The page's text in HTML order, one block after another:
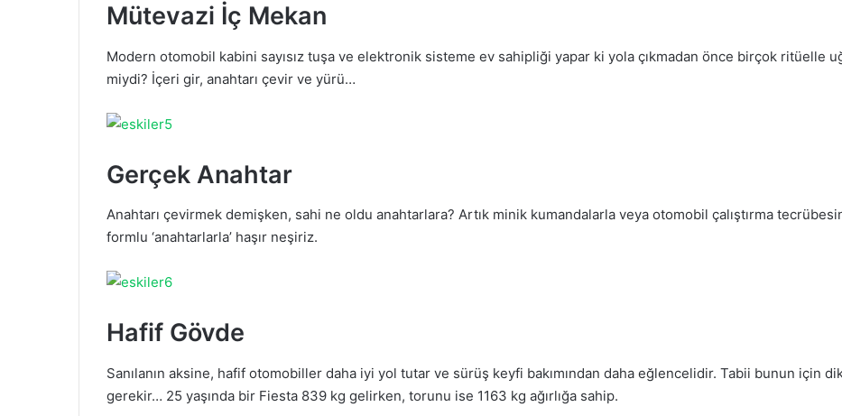
Mütevazi İç Mekan
Modern otomobil kabini sayısız tuşa ve elektronik sisteme ev sahipliği yapar ki yola çıkmadan önce birçok ritüelle
miydi? İçeri gir, anahtarı çevir ve yürü…
Gerçek Anahtar
Anahtarı çevirmek demişken, sahi ne oldu anahtarlara? Artık minik kumandalarla veya otomobil çalıştırma
formlu ‘anahtarlarla’ haşır neşiriz.
Hafif Gövde
Sanılanın aksine, hafif otomobiller daha iyi yol tutar ve sürüş keyfi bakımından daha eğlencelidir. Tabii bunun için
gerekir… 25 yaşında bir Fiesta 839 kg gelirken, torunu ise 1163 kg ağırlığa sahip.